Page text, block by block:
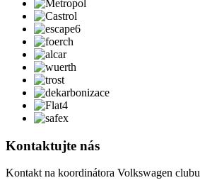
Kontaktujte nás
Kontakt na koordinátora Volkswagen clubu